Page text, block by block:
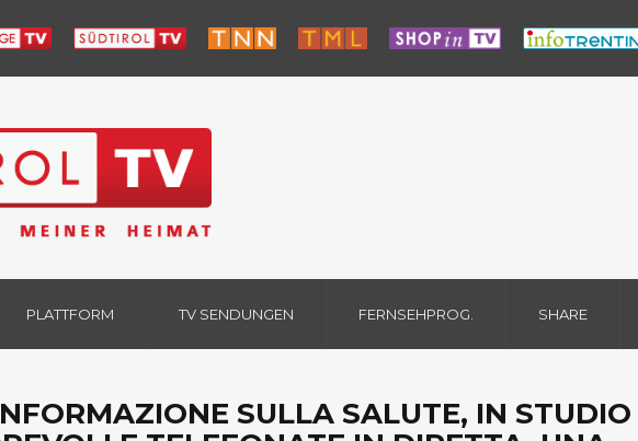
PLATTFORM TV SENDUNGEN FERNSEHPROG. SHARE
SULLA SALUTE, IN STUDIO